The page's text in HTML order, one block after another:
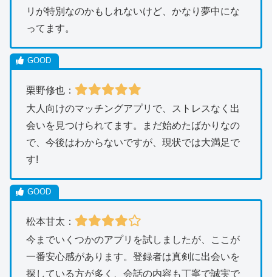
リが特別なのかもしれないけど、かなり夢中にな
ってます。
栗野修也：
大人向けのマッチングアプリで、ストレスなく出
会いを見つけられてます。まだ始めたばかりなの
で、今後はわからないですが、現状では大満足で
す!
松本甘太：
今までいくつかのアプリを試しましたが、ここが
一番安心感があります。登録者は真剣に出会いを
探している方が多く、会話の内容も丁寧で誠実で